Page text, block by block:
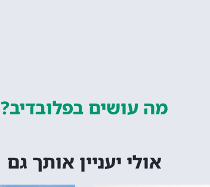
מה עושים בפלובדיב?
אולי יעניין אותך גם